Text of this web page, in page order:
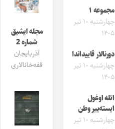
مجموعه ۱
چهارشنبه ۱۰ تیر
۱۴۰۵
دورنالار قاییداندا
چهارشنبه ۱۰ تیر
۱۴۰۵
ائله اوغول
ایسته‌ییر وطن
چهارشنبه ۱۰ تیر
مجله ایشیق
شماره 2
آذربایجان
قفه‌خانالاری